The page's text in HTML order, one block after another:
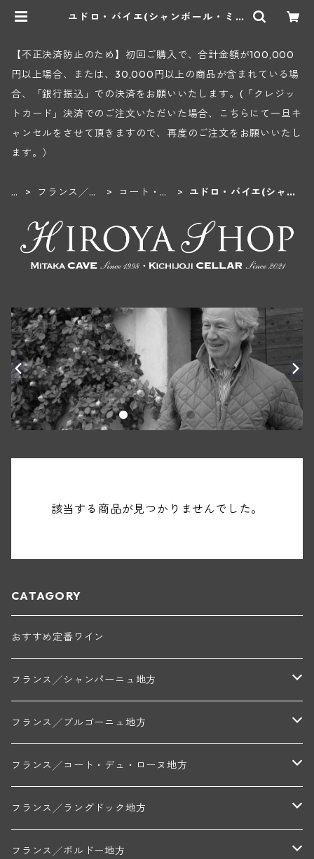
ユドロ・バイエ(シャンボール・ミュ
【不正決済防止のため】初回ご購入で、合計金額が100,000
円以上場合、または、30,000円以上の商品が含まれている場
合、「銀行振込」での決済をお願いいたします。(「クレジッ
トカード」決済でのご注文いただいた場合、こちらにて一旦キ
ャンセルをさせて頂きますので、再度のご注文をお願いいたし
ます。）
H
フランス╱ブ
方
コート・
ユドロ・バイエ(シャン
該当する商品が見つかりませんでした。
CATAGORY
おすすめ定番ワイン
フランス╱シャンパーニュ地方
モンターニュ・ド・ランス
トリシェ・ディディエ
コート・デ・ブラン
ミッシェル・ジュネ
フランス╱ブルゴーニュ地方
シャブリ地区
プティ・ポンティニィ(シャブリ)
アラン・マティアス(トネロワ)
コート・ド・ニュイ地区
クロード・デュガ(ジュヴレ・シャンベルタン)
コート・ド・ボーヌ地区
フランス╱コート・デュ・ローヌ地方
北部地区
ジャン・ルイ・シャーヴ(エルミタージュ)
南部地区
フランス╱ラングドック地方
コトー・デュ・ラングドック地区
フランス╱ボルドー地方